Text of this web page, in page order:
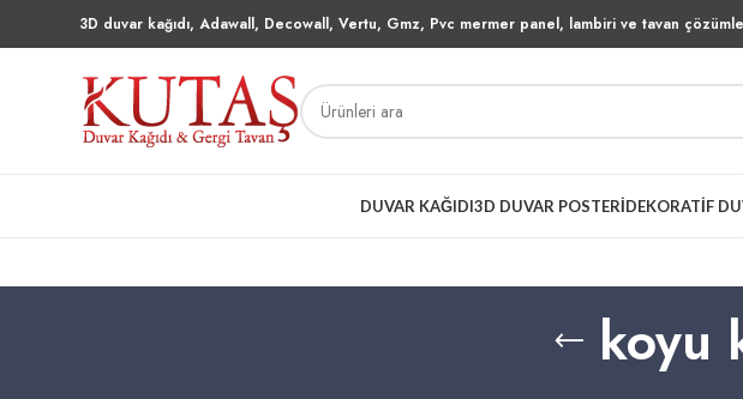
3D duvar kağıdı, Adawall, Decowall, Vertu, Gmz, Pvc mermer panel, lambiri ve tavan
DUVAR KAĞIDI3D DUVAR POSTERIDEKORATIF
koyu